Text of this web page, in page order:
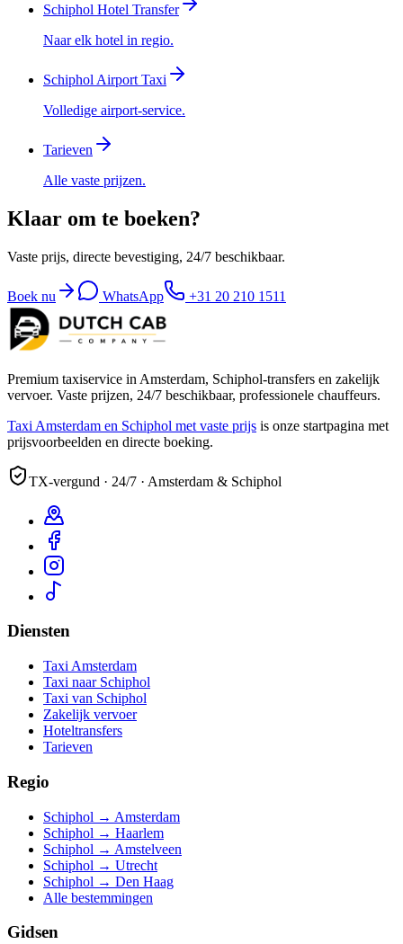
Schiphol Hotel Transfer
Naar elk hotel in regio.
Schiphol Airport Taxi
Volledige airport-service.
Tarieven
Alle vaste prijzen.
Klaar om te boeken?
Vaste prijs, directe bevestiging, 24/7 beschikbaar.
Boek nu WhatsApp +31 20 210 1511
Premium taxiservice in Amsterdam, Schiphol-transfers en zakelijk
vervoer. Vaste prijzen, 24/7 beschikbaar, professionele chauffeurs.
Taxi Amsterdam en Schiphol met vaste prijs is onze startpagina met
prijsvoorbeelden en directe boeking.
TX-vergund · 24/7 · Amsterdam & Schiphol
Diensten
Taxi Amsterdam
Taxi naar Schiphol
Taxi van Schiphol
Zakelijk vervoer
Hoteltransfers
Tarieven
Regio
Schiphol → Amsterdam
Schiphol → Haarlem
Schiphol → Amstelveen
Schiphol → Utrecht
Schiphol → Den Haag
Alle bestemmingen
Gidsen